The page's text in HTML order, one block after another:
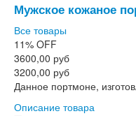
Мужское кожаное
Все товары
11% OFF
3600,00 руб
3200,00 руб
Данное портмоне,
Описание товара